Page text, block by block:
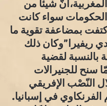
شيئاً من
سواء كانت
بمضاعفة تقوية ما
ريفيرا”وكان ذلك
بالنسبة لقضية
سنح للجنيرالات
سنة 1936إستغلال النّصْب الإفريقي
في إسبانيا.